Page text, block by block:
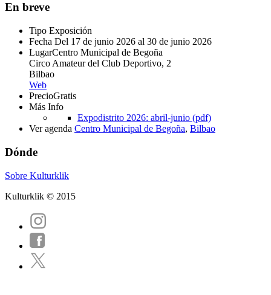
En breve
Tipo Exposición
Fecha Del 17 de junio 2026 al 30 de junio 2026
LugarCentro Municipal de Begoña
Circo Amateur del Club Deportivo, 2
Bilbao
Web
PrecioGratis
Más Info
Expodistrito 2026: abril-junio (pdf)
Ver agenda Centro Municipal de Begoña, Bilbao
Dónde
Sobre Kulturklik
Kulturklik © 2015